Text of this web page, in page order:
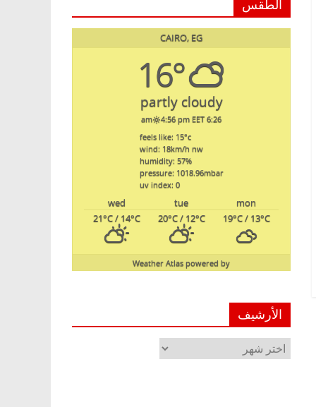
الطقس
CAIRO, EG
16°
partly cloudy
6:26 am
4:56 pm EET
feels like: 15°c
wind: 18km/h nw
humidity: 57%
pressure: 1018.96mbar
uv index: 0
mon
tue
wed
19°C/ 13°C
20°C/ 12°C
21°C/ 14°C
powered by
Weather Atlas
الأرشيف
الأرشيف